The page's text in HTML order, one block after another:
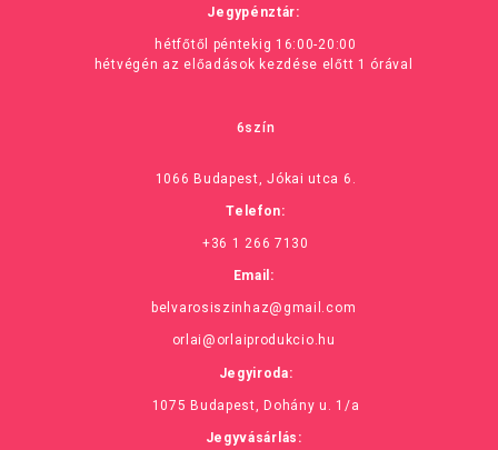
Jegypénztár:
hétfőtől péntekig 16:00-20:00
hétvégén az előadások kezdése előtt 1 órával
6szín
1066 Budapest, Jókai utca 6.
Telefon:
+36 1 266 7130
Email:
belvarosiszinhaz@gmail.com
orlai@orlaiprodukcio.hu
Jegyiroda:
1075 Budapest, Dohány u. 1/a
Jegyvásárlás: